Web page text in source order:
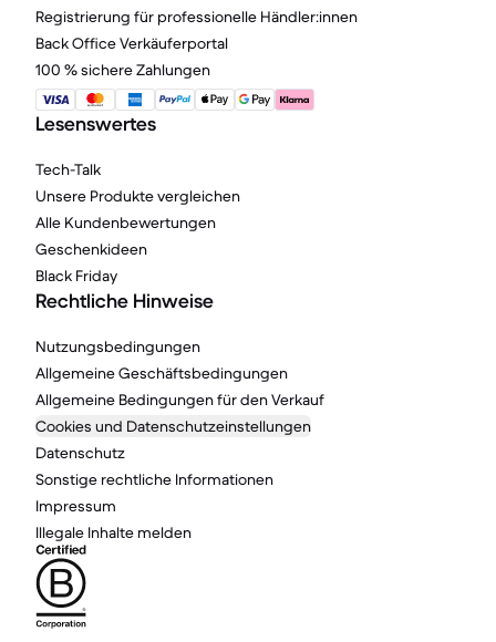
Registrierung für professionelle Händler:innen
Back Office Verkäuferportal
100 % sichere Zahlungen
Lesenswertes
Tech-Talk
Unsere Produkte vergleichen
Alle Kundenbewertungen
Geschenkideen
Black Friday
Rechtliche Hinweise
Nutzungsbedingungen
Allgemeine Geschäftsbedingungen
Allgemeine Bedingungen für den Verkauf
Cookies und Datenschutzeinstellungen
Datenschutz
Sonstige rechtliche Informationen
Impressum
Illegale Inhalte melden